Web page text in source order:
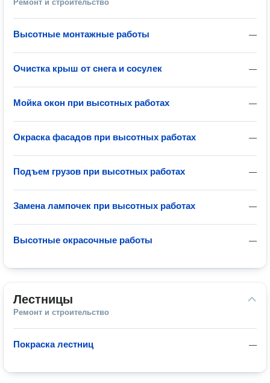
Ремонт и строительство
—
Высотные монтажные работы
—
Очистка крыш от снега и сосулек
—
Мойка окон при высотных работах
—
Окраска фасадов при высотных работах
—
Подъем грузов при высотных работах
—
Замена лампочек при высотных работах
—
Высотные окрасочные работы
Лестницы
Ремонт и строительство
—
Покраска лестниц